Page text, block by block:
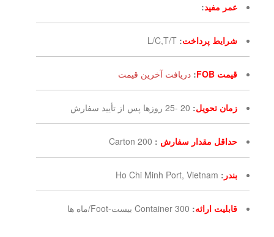
عمر مفید:
شرایط پرداخت:
L/C,T/T
قیمت FOB : دریافت آخرین قیمت
زمان تحویل: 20 -25 روزها پس از تأیید سفارش
حداقل مقدار سفارش :
200 Carton
بندر :
Ho Chi Minh Port, Vietnam
قابلیت ارائه: 300 Container بیست-Foot/ماه ها